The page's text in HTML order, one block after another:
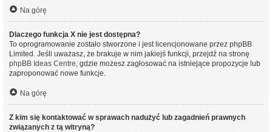
Na górę
Dlaczego funkcja X nie jest dostępna?
To oprogramowanie zostało stworzone i jest licencjonowane przez phpBB
Limited. Jeśli uważasz, że brakuje w nim jakiejś funkcji, przejdź na stronę
phpBB Ideas Centre, gdzie możesz zagłosować na istniejące propozycje lub
zaproponować nowe funkcje.
Na górę
Z kim się kontaktować w sprawach nadużyć lub zagadnień prawnych
związanych z tą witryną?